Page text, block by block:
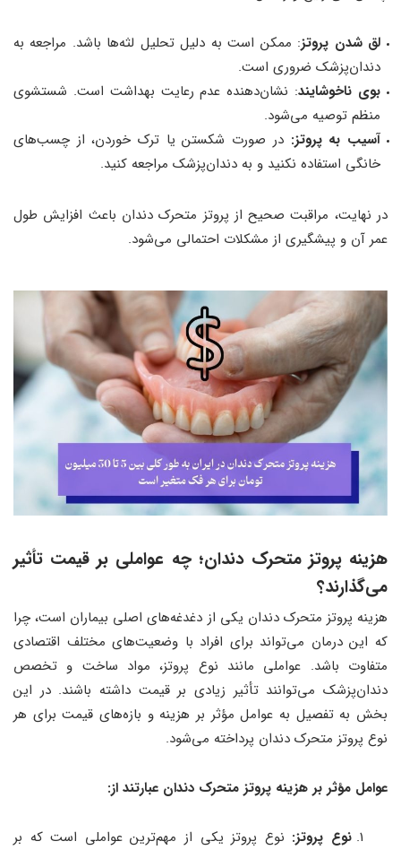
لق شدن پروتز: ممکن است به دلیل تحلیل لثه‌ها باشد. مراجعه به
دندان‌پزشک ضروری است.
بوی ناخوشایند: نشان‌دهنده عدم رعایت بهداشت است. شستشوی
منظم توصیه می‌شود.
آسیب به پروتز: در صورت شکستن یا ترک خوردن، از چسب‌های
خانگی استفاده نکنید و به دندان‌پزشک مراجعه کنید.
در نهایت، مراقبت صحیح از پروتز متحرک دندان باعث افزایش طول
عمر آن و پیشگیری از مشکلات احتمالی می‌شود.
هزینه پروتز متحرک دندان؛ چه عواملی بر قیمت تأثیر
می‌گذارند؟
هزینه پروتز متحرک دندان یکی از دغدغه‌های اصلی بیماران است، چرا
که این درمان می‌تواند برای افراد با وضعیت‌های مختلف اقتصادی
متفاوت باشد. عواملی مانند نوع پروتز، مواد ساخت و تخصص
دندان‌پزشک می‌توانند تأثیر زیادی بر قیمت داشته باشند. در این
بخش به تفصیل به عوامل مؤثر بر هزینه و بازه‌های قیمت برای هر
نوع پروتز متحرک دندان پرداخته می‌شود.
عوامل مؤثر بر هزینه پروتز متحرک دندان عبارتند از:
نوع پروتز: نوع پروتز یکی از مهم‌ترین عواملی است که بر